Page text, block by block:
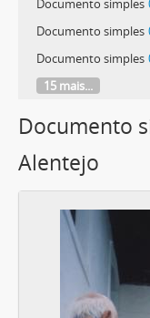
Documento simples
Documento simples
Documento simples
15 mais...
Documento
Alentejo